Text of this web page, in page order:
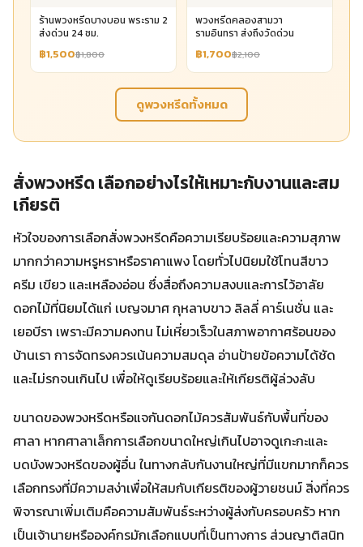
ร้านพวงหรีดบางบอน พระราม 2
ส่งด่วน 24 ชม.
฿1,500฿1,800
พวงหรีดคลองสามวา
รามอินทรา ส่งถึงวัดด่วน
฿1,700฿2,100
ดูพวงหรีดทั้งหมด
สั่งพวงหรีด เลือกอย่างไรให้เหมาะกับงานและสม
เกียรติ
หัวใจของการเลือกสั่งพวงหรีดคือความเรียบร้อยและความสุภาพ
มากกว่าความหรูหราหรือราคาแพง โดยทั่วไปนิยมใช้โทนสีขาว
ครีม เขียว และเหลืองอ่อน ซึ่งสื่อถึงความสงบและการไว้อาลัย
ดอกไม้ที่นิยมได้แก่ เบญจมาศ กุหลาบขาว ลิลลี่ คาร์เนชั่น และ
เยอบีรา เพราะมีความคงทน ไม่เหี่ยวเร็วในสภาพอากาศร้อนของ
บ้านเรา การจัดทรงควรเน้นความสมดุล อ่านป้ายข้อความได้ชัด
และไม่รกจนเกินไป เพื่อให้ดูเรียบร้อยและให้เกียรติผู้ล่วงลับ
ขนาดของพวงหรีดหรือแจกันดอกไม้ควรสัมพันธ์กับพื้นที่ของ
ศาลา หากศาลาเล็กการเลือกขนาดใหญ่เกินไปอาจดูเกะกะและ
บดบังพวงหรีดของผู้อื่น ในทางกลับกันงานใหญ่ที่มีแขกมากก็ควร
เลือกทรงที่มีความสง่าเพื่อให้สมกับเกียรติของผู้วายชนม์ สิ่งที่ควร
พิจารณาเพิ่มเติมคือความสัมพันธ์ระหว่างผู้ส่งกับครอบครัว หาก
เป็นเจ้านายหรือองค์กรมักเลือกแบบที่เป็นทางการ ส่วนญาติสนิท